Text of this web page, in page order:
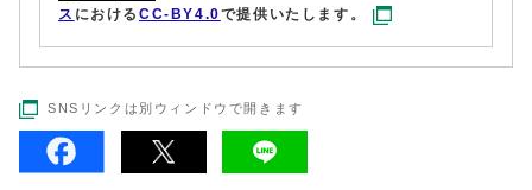
ス におけるCC-BY4.0で提供いたします。
SNSリンクは別ウィンドウで開きます